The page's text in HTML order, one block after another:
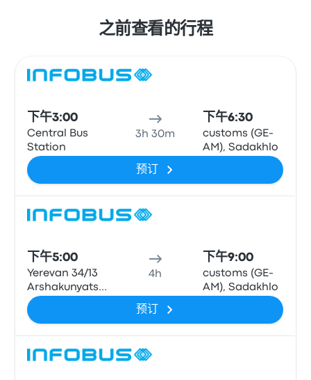
之前查看的行程
下午3:00
Central Bus
Station
3h 30m
下午6:30
customs (GE-
AM), Sadakhlo
预订
下午5:00
Yerevan 34/13
Arshakunyats
Avenue
4h
下午9:00
customs (GE-
AM), Sadakhlo
预订